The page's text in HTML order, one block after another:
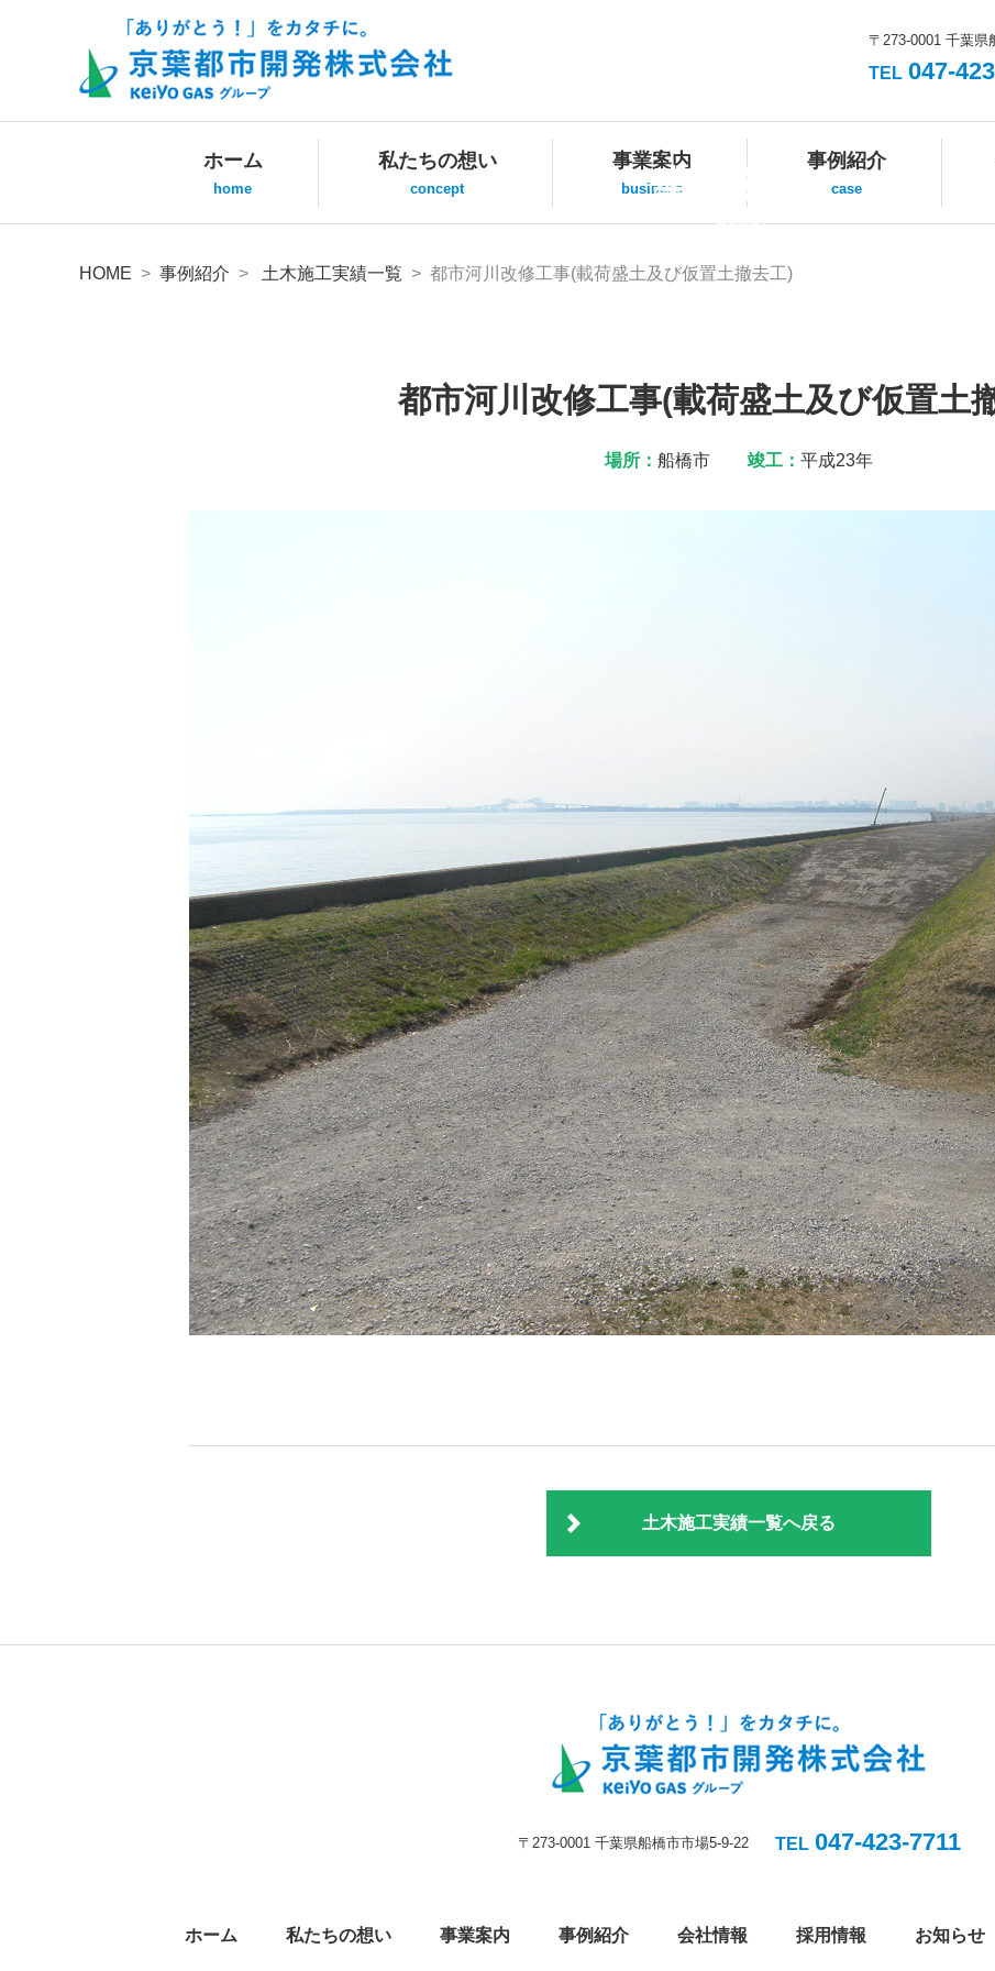
〒273-0001 千葉県
TEL 047-
ホーム
home
私たちの想い
concept
事業案内
business
事例紹介
case
事例紹介
case
HOME > 事例紹介 > 土木施工実績一覧 > 都市河川改修工事(載荷盛土及び仮置土撤去工)
都市河川改修工事(載荷盛土及び仮置土
場所： 船橋市 竣工： 平成23年
土木施工実績一覧へ戻る
〒273-0001 千葉県船橋市市場5-9-22 TEL 047-423-7711
ホーム 私たちの想い 事業案内 事例紹介 会社情報 採用情報 お知らせ